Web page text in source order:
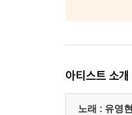
아티스트 소개
노래 : 유영현